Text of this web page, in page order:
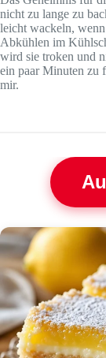
nicht zu lange zu
leicht wackeln,
Abkühlen im
wird sie troken und
ein paar Minuten zu
mir.